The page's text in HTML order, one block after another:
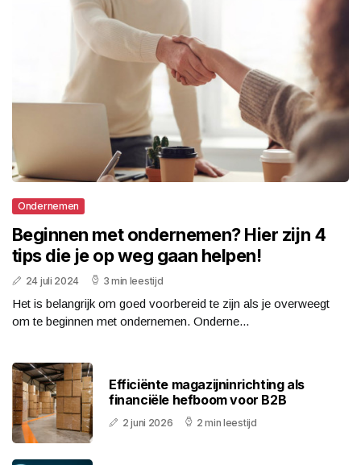
Ondernemen
Beginnen met ondernemen? Hier zijn 4
tips die je op weg gaan helpen!
24 juli 2024 3 min leestijd
Het is belangrijk om goed voorbereid te zijn als je overweegt
om te beginnen met ondernemen. Onderne...
Efficiënte magazijninrichting als
financiële hefboom voor B2B
2 juni 2026 2 min leestijd